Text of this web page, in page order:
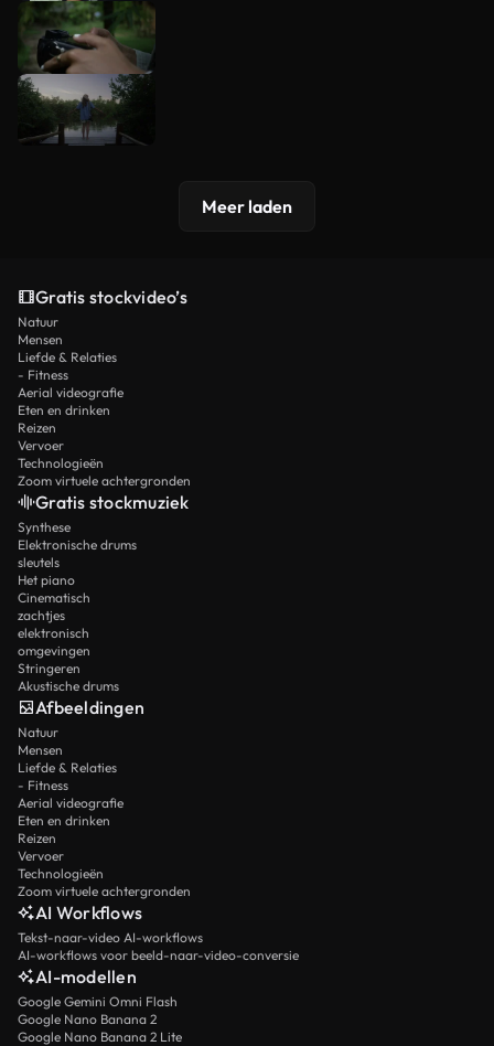
Meer laden
Gratis stockvideo’s
Natuur
Mensen
Liefde & Relaties
- Fitness
Aerial videografie
Eten en drinken
Reizen
Vervoer
Technologieën
Zoom virtuele achtergronden
Gratis stockmuziek
Synthese
Elektronische drums
sleutels
Het piano
Cinematisch
zachtjes
elektronisch
omgevingen
Stringeren
Akustische drums
Afbeeldingen
Natuur
Mensen
Liefde & Relaties
- Fitness
Aerial videografie
Eten en drinken
Reizen
Vervoer
Technologieën
Zoom virtuele achtergronden
AI Workflows
Tekst-naar-video AI-workflows
AI-workflows voor beeld-naar-video-conversie
AI-modellen
Google Gemini Omni Flash
Google Nano Banana 2
Google Nano Banana 2 Lite